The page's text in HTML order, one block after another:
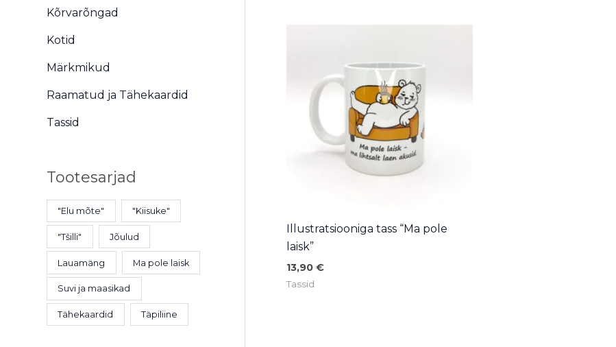
Kõrvarõngad
Kotid
Märkmikud
Raamatud ja Tähekaardid
Tassid
Tootesarjad
"Elu mõte" "Kiisuke"
"Tšilli" Jõulud
Lauamäng Ma pole laisk
Suvi ja maasikad
Tähekaardid Täpiliine
Illustratsiooniga tass “Ma pole
laisk”
13,90 €
Tassid